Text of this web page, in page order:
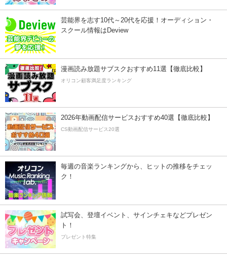
芸能界を志す10代～20代を応援！オーディション・
スクール情報はDeview
漫画読み放題サブスクおすすめ11選【徹底比較】
オリコン顧客満足度ランキング
2026年動画配信サービスおすすめ40選【徹底比較】
CS動画配信サービス20選
毎週の音楽ランキングから、ヒットの推移をチェッ
ク！
試写会、登壇イベント、サインチェキなどプレゼン
ト！
プレゼント特集